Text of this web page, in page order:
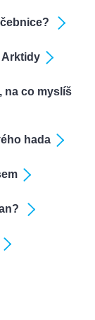
Arktidy
na co myslíš
hada